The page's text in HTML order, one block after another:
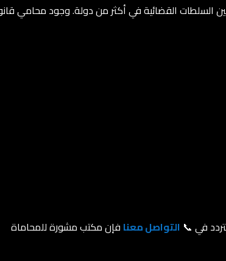
السلطات القضائية في أكثر من دولة. وجود محامي
في 📞 التواصل معنا فإن مكتب مشورة للمحاماة